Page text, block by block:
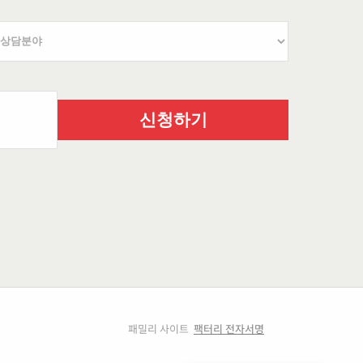
신청하기
패밀리 사이트 팩터리 전자서명